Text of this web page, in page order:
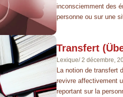
inconsciemment des
personne ou sur une
Transfert
Lexique/ 2 décembre,
La notion de transfert
revivre affectivement
reportant sur la